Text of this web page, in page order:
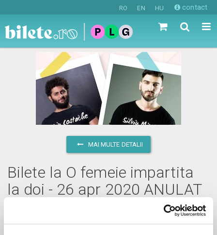
RO EN HU contact
MAI MULTE DETALII
Bilete la O femeie impartita
la doi - 26 apr 2020 ANULAT
Bucuresti, The Hubvezi pe harta